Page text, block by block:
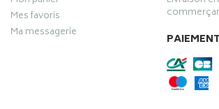
Mes favoris
Ma messagerie